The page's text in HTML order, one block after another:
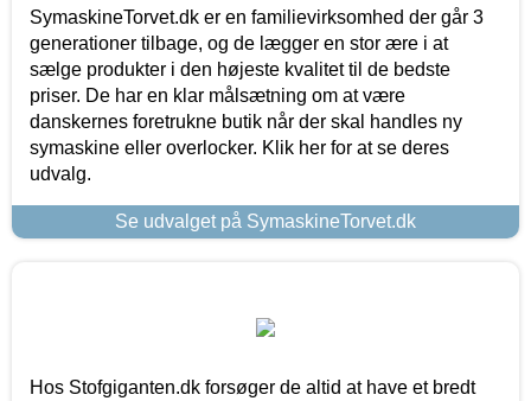
SymaskineTorvet.dk er en familievirksomhed der går 3
generationer tilbage, og de lægger en stor ære i at
sælge produkter i den højeste kvalitet til de bedste
priser. De har en klar målsætning om at være
danskernes foretrukne butik når der skal handles ny
symaskine eller overlocker. Klik her for at se deres
udvalg.
Se udvalget på SymaskineTorvet.dk
Hos Stofgiganten.dk forsøger de altid at have et bredt